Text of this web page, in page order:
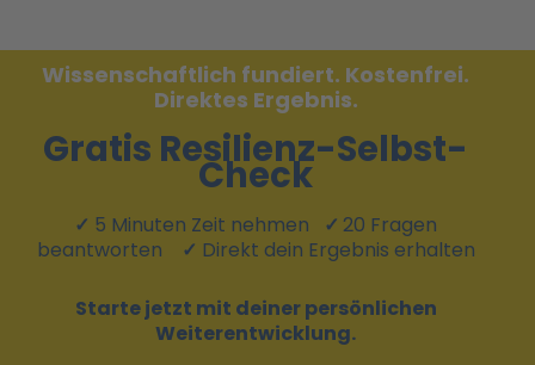
✓ 5 Minuten Zeit nehmen ✓ 20 Fragen
beantworten
✓ Direkt dein Ergebnis erhalten
Starte jetzt mit deiner persönlichen
Weiterentwicklung.
Wissenschaftlich fundiert. Kostenfrei.
Direktes Ergebnis.
Gratis Resilienz-Selbst-
Check